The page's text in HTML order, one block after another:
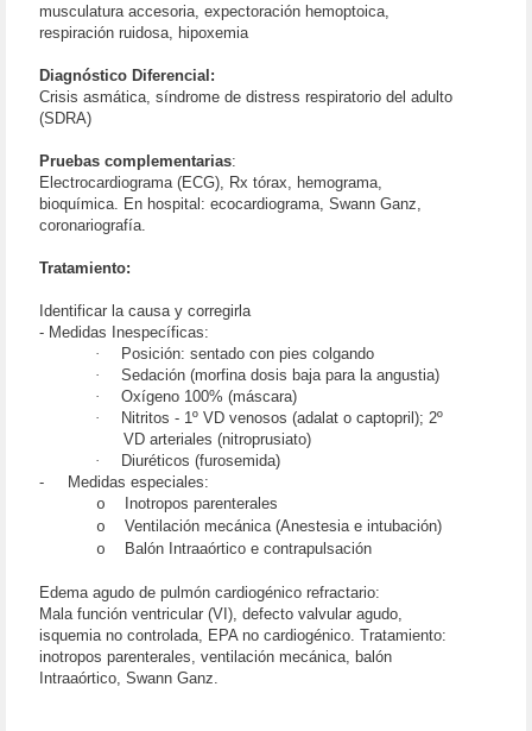
musculatura accesoria, expectoración hemoptoica,
respiración ruidosa, hipoxemia
Diagnóstico Diferencial:
Crisis asmática, síndrome de distress respiratorio del adulto
(SDRA)
Pruebas complementarias:
Electrocardiograma (ECG), Rx tórax, hemograma,
bioquímica. En hospital: ecocardiograma, Swann Ganz,
coronariografía.
Tratamiento:
Identificar la causa y corregirla
- Medidas Inespecíficas:
·
Posición: sentado con pies colgando
·
Sedación (morfina dosis baja para la angustia)
·
Oxígeno 100% (máscara)
·
Nitritos - 1º VD venosos (adalat o captopril); 2º
VD arteriales (nitroprusiato)
·
Diuréticos (furosemida)
-
Medidas especiales:
o
Inotropos parenterales
o
Ventilación mecánica (Anestesia e intubación)
o
Balón Intraaórtico e contrapulsación
Edema agudo de pulmón cardiogénico refractario:
Mala función ventricular (VI), defecto valvular agudo,
isquemia no controlada, EPA no cardiogénico. Tratamiento:
inotropos parenterales, ventilación mecánica, balón
Intraaórtico, Swann Ganz.